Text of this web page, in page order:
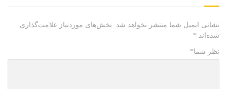
نشانی ایمیل شما منتشر نخواهد شد. بخش‌های موردنیاز علامت‌گذاری
شده‌اند *
نظر شما *